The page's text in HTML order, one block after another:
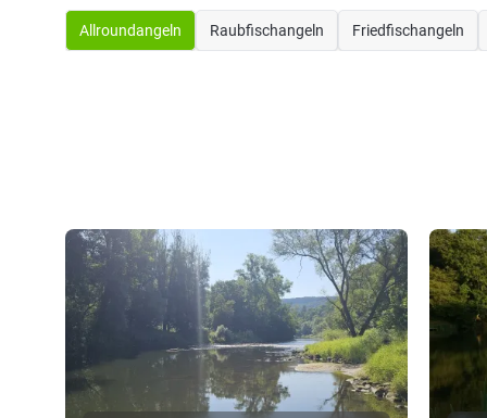
Allroundangeln Raubfischangeln Friedfischangeln